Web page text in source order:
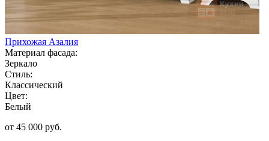
Прихожая Азалия
Материал фасада:
Зеркало
Стиль:
Классический
Цвет:
Белый
от 45 000 руб.